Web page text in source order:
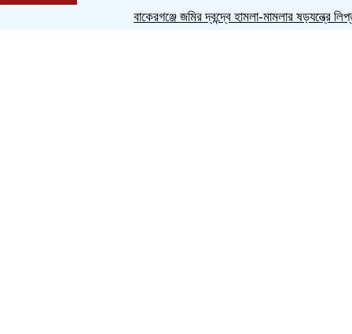
বাকেরগঞ্জে জমির দ্বন্দ্বে হামলা-মামলার ষড়যন্ত্রে লিপ্ত